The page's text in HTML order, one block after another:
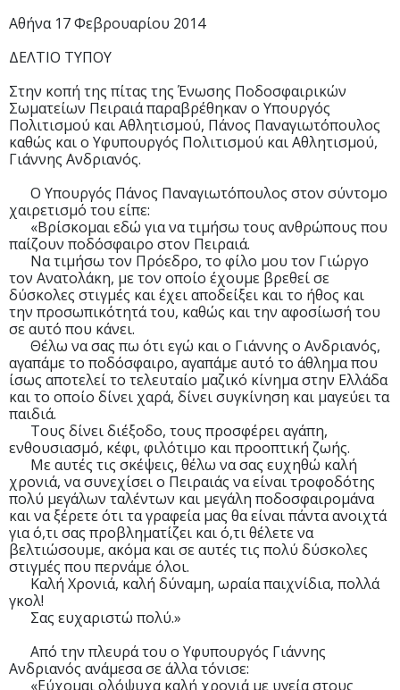
Αθήνα 17 Φεβρουαρίου 2014
ΔΕΛΤΙΟ ΤΥΠΟΥ
Στην κοπή της πίτας της Ένωσης Ποδοσφαιρικών
Σωματείων Πειραιά παραβρέθηκαν ο Υπουργός
Πολιτισμού και Αθλητισμού, Πάνος Παναγιωτόπουλος
καθώς και ο Υφυπουργός Πολιτισμού και Αθλητισμού,
Γιάννης Ανδριανός.
Ο Υπουργός Πάνος Παναγιωτόπουλος στον σύντομο
χαιρετισμό του είπε:
«Βρίσκομαι εδώ για να τιμήσω τους ανθρώπους που
παίζουν ποδόσφαιρο στον Πειραιά.
Να τιμήσω τον Πρόεδρο, το φίλο μου τον Γιώργο
τον Ανατολάκη, με τον οποίο έχουμε βρεθεί σε
δύσκολες στιγμές και έχει αποδείξει και το ήθος και
την προσωπικότητά του, καθώς και την αφοσίωσή του
σε αυτό που κάνει.
Θέλω να σας πω ότι εγώ και ο Γιάννης ο Ανδριανός,
αγαπάμε το ποδόσφαιρο, αγαπάμε αυτό το άθλημα που
ίσως αποτελεί το τελευταίο μαζικό κίνημα στην Ελλάδα
και το οποίο δίνει χαρά, δίνει συγκίνηση και μαγεύει τα
παιδιά.
Τους δίνει διέξοδο, τους προσφέρει αγάπη,
ενθουσιασμό, κέφι, φιλότιμο και προοπτική ζωής.
Με αυτές τις σκέψεις, θέλω να σας ευχηθώ καλή
χρονιά, να συνεχίσει ο Πειραιάς να είναι τροφοδότης
πολύ μεγάλων ταλέντων και μεγάλη ποδοσφαιρομάνα
και να ξέρετε ότι τα γραφεία μας θα είναι πάντα ανοιχτά
για ό,τι σας προβληματίζει και ό,τι θέλετε να
βελτιώσουμε, ακόμα και σε αυτές τις πολύ δύσκολες
στιγμές που περνάμε όλοι.
Καλή Χρονιά, καλή δύναμη, ωραία παιχνίδια, πολλά
γκολ!
Σας ευχαριστώ πολύ.»
Από την πλευρά του ο Υφυπουργός Γιάννης
Ανδριανός ανάμεσα σε άλλα τόνισε:
«Εύχομαι ολόψυχα καλή χρονιά με υγεία στους